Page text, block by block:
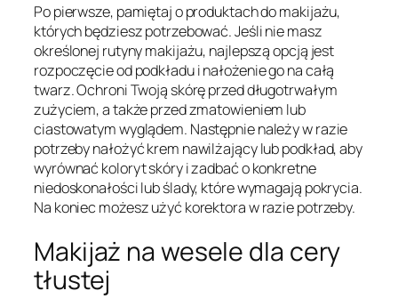
Po pierwsze, pamiętaj o produktach do makijażu,
których będziesz potrzebować. Jeśli nie masz
określonej rutyny makijażu, najlepszą opcją jest
rozpoczęcie od podkładu i nałożenie go na całą
twarz. Ochroni Twoją skórę przed długotrwałym
zużyciem, a także przed zmatowieniem lub
ciastowatym wyglądem. Następnie należy w razie
potrzeby nałożyć krem nawilżający lub podkład, aby
wyrównać koloryt skóry i zadbać o konkretne
niedoskonałości lub ślady, które wymagają pokrycia.
Na koniec możesz użyć korektora w razie potrzeby.
Makijaż na wesele dla cery
tłustej